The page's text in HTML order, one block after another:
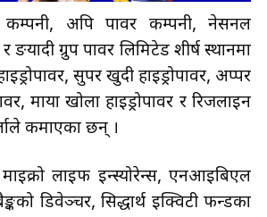
कम्पनी, अपि पावर कम्पनी, नेसनल
ङयादी ग्रुप पावर लिमिटेड शीर्ष स्थानमा
सुपर खुदी हाइड्रोपावर, अप्पर
माया खोला हाइड्रोपावर र रिजलाइन
कमाएका छन् ।
माइक्रो लाइफ इन्स्योरेन्स, एनआइबिएल
डिवेञ्चर, सिद्धार्थ इक्विटी फन्डका